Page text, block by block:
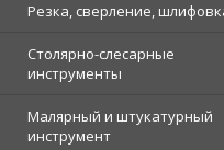
Резка, сверление,
Столярно-слесарные
инструменты
Малярный и штукатурный
инструмент